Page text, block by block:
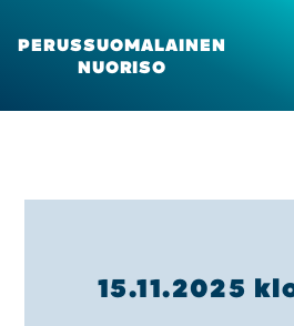
PERUSSUOMALAINEN
NUORISO
15.11.2025